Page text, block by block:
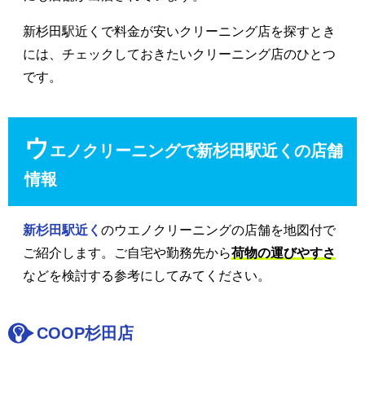
新杉田駅近くで料金が安いクリーニング店を探すとき
には、チェックしておきたいクリーニング店のひとつ
です。
ウ エノクリーニングで新杉田駅近くの店舗
情報
新杉田駅近く のウエノクリーニングの店舗を地図付で
ご紹介します。ご自宅や勤務先から荷物の運びやすさ
などを検討する参考にしてみてください。
COOP杉田店